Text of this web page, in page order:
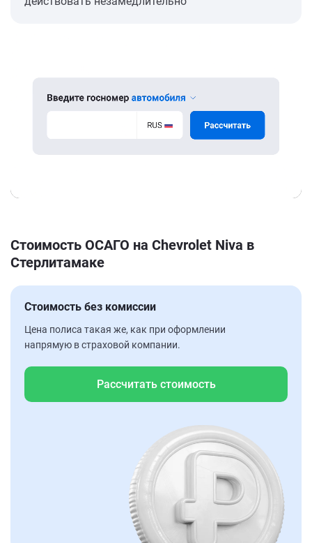
Стоимость ОСАГО на Chevrolet Niva в
Стерлитамаке
Стоимость без комиссии
Цена полиса такая же, как при оформлении
напрямую в страховой компании.
Рассчитать стоимость